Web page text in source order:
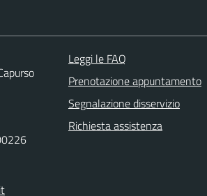
Leggi le FAQ
Prenotazione appuntamento
Segnalazione disservizio
Richiesta assistenza